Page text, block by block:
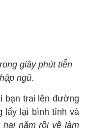
giây phút tiễn
ngũ.
bạn trai lên đường
lấy lại bình tĩnh và
năm rồi về làm